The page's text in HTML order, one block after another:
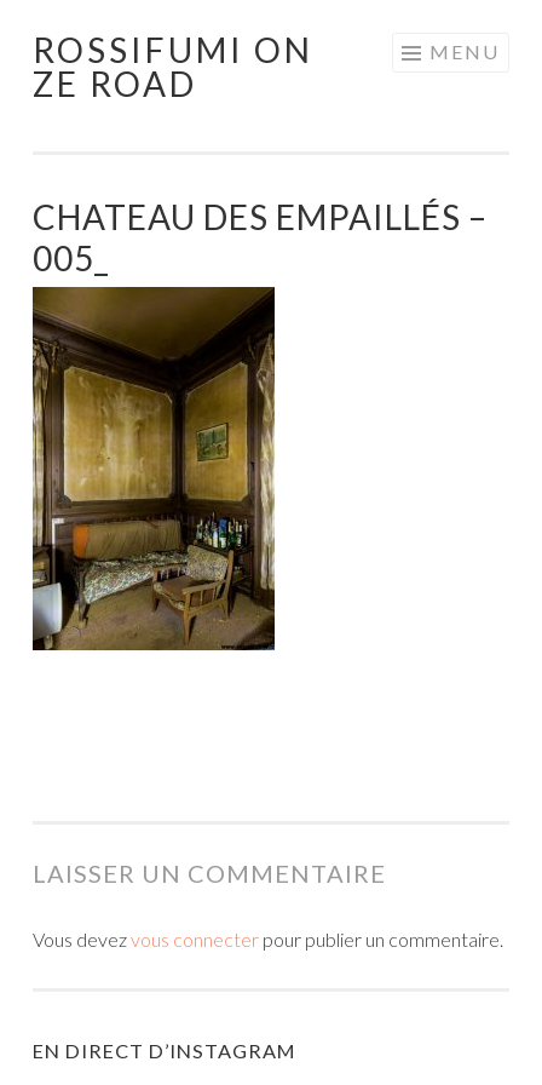
Aller
au
ROSSIFUMI ON
ZE ROAD
MENU
CHATEAU DES EMPAILLÉS –
005_
LAISSER UN COMMENTAIRE
Vous devezvous connecter pour publier un commentaire.
EN DIRECT D’INSTAGRAM